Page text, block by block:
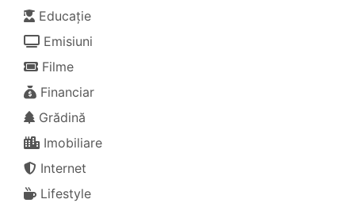
Educație
Emisiuni
Filme
Financiar
Grădină
Imobiliare
Internet
Lifestyle